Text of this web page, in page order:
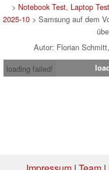
> Notebook Test, Laptop
2025-10 > Samsung auf dem
Autor: Florian
loading failed!